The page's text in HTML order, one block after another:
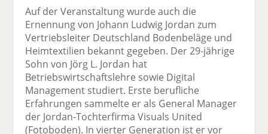
Auf der Veranstaltung wurde auch die
Ernennung von Johann Ludwig Jordan zum
Vertriebsleiter Deutschland Bodenbeläge und
Heimtextilien bekannt gegeben. Der 29-jährige
Sohn von Jörg L. Jordan hat
Betriebswirtschaftslehre sowie Digital
Management studiert. Erste berufliche
Erfahrungen sammelte er als General Manager
der Jordan-Tochterfirma Visuals United
(Fotoboden). In vierter Generation ist er vor